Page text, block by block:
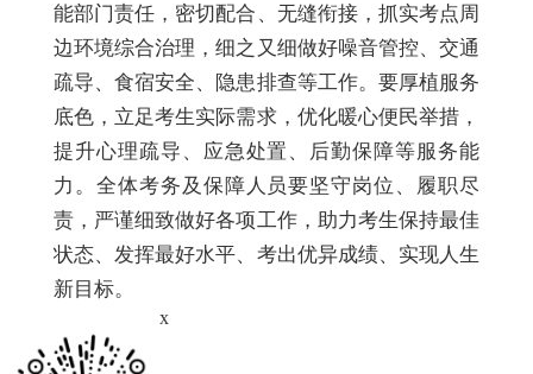
能部门责任，密切配合、无缝衔接，抓实考点周
边环境综合治理，细之又细做好噪音管控、交通
疏导、食宿安全、隐患排查等工作。要厚植服务
底色，立足考生实际需求，优化暖心便民举措，
提升心理疏导、应急处置、后勤保障等服务能
力。全体考务及保障人员要坚守岗位、履职尽
责，严谨细致做好各项工作，助力考生保持最佳
状态、发挥最好水平、考出优异成绩、实现人生
新目标。
x